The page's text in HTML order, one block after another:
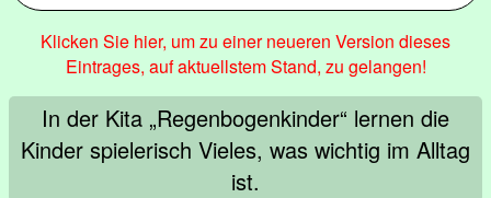
Klicken Sie hier, um zu einer neueren Version dieses
Eintrages, auf aktuellstem Stand, zu gelangen!
In der Kita „Regenbogenkinder“ lernen die
Kinder spielerisch Vieles, was wichtig im Alltag
ist.